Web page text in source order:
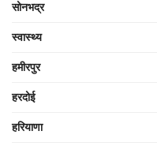
सोनभद्र
स्वास्थ्य
हमीरपुर
हरदोई
हरियाणा